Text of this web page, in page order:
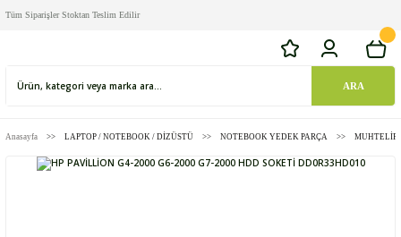
Tüm Siparişler Stoktan Teslim Edilir
ARA
Anasayfa LAPTOP / NOTEBOOK / DİZÜSTÜ NOTEBOOK YEDEK PARÇA MUHTELİF